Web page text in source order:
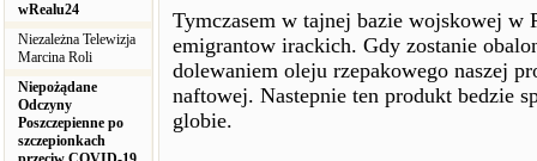
wRealu24
Niezależna Telewizja
Marcina Roli
Niepożądane
Odczyny
Poszczepienne po
szczepionkach
Tymczasem w tajnej bazie wojskowej w
emigrantow irackich. Gdy zostanie
dolewaniem oleju rzepakowego naszej
naftowej. Nastepnie ten produkt bedzie
globie.